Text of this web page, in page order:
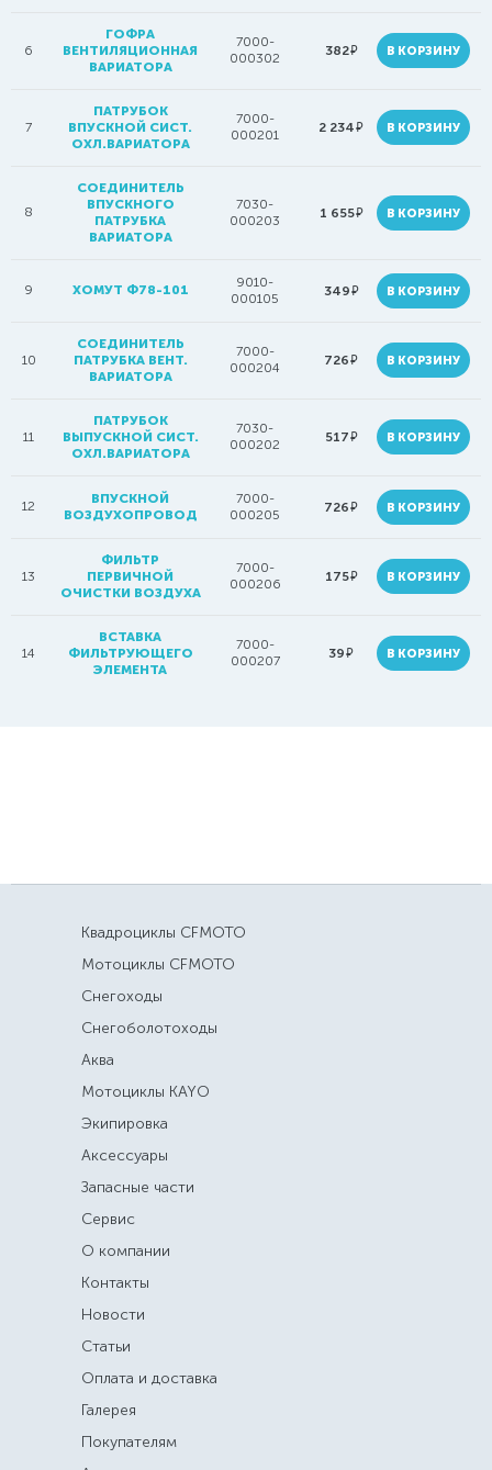
6
ГОФРА
ВЕНТИЛЯЦИОННАЯ
ВАРИАТОРА
7000-
000302
382руб. В КОРЗИНУ
7
ПАТРУБОК
ВПУСКНОЙ СИСТ.
ОХЛ.ВАРИАТОРА
7000-
000201
2 234руб. В КОРЗИНУ
8
СОЕДИНИТЕЛЬ
ВПУСКНОГО
ПАТРУБКА
ВАРИАТОРА
7030-
000203
1 655руб. В КОРЗИНУ
9 ХОМУТ Ф78-101
9010-
000105
349руб. В КОРЗИНУ
10
СОЕДИНИТЕЛЬ
ПАТРУБКА ВЕНТ.
ВАРИАТОРА
7000-
000204
726руб. В КОРЗИНУ
11
ПАТРУБОК
ВЫПУСКНОЙ СИСТ.
ОХЛ.ВАРИАТОРА
7030-
000202
517руб. В КОРЗИНУ
12
ВПУСКНОЙ
ВОЗДУХОПРОВОД
7000-
000205
726руб. В КОРЗИНУ
13
ФИЛЬТР
ПЕРВИЧНОЙ
ОЧИСТКИ ВОЗДУХА
7000-
000206
175руб. В КОРЗИНУ
14
ВСТАВКА
ФИЛЬТРУЮЩЕГО
ЭЛЕМЕНТА
7000-
000207
39руб. В КОРЗИНУ
Квадроциклы CFMOTO
Мотоциклы CFMOTO
Снегоходы
Снегоболотоходы
Аква
Мотоциклы KAYO
Экипировка
Аксессуары
Запасные части
Сервис
О компании
Контакты
Новости
Статьи
Оплата и доставка
Галерея
Покупателям